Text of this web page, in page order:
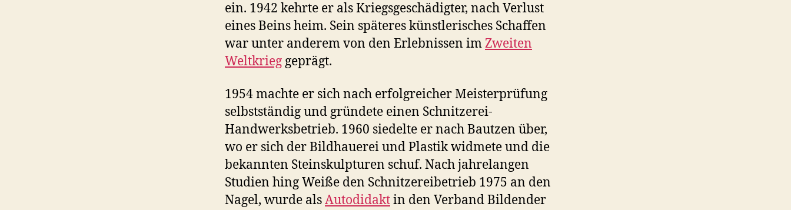
ein. 1942 kehrte er als Kriegsgeschädigter, nach Verlust
eines Beins heim. Sein späteres künstlerisches Schaffen
war unter anderem von den Erlebnissen imZweiten
Weltkrieg geprägt.
1954 machte er sich nach erfolgreicher Meisterprüfung
selbstständig und gründete einen Schnitzerei-
Handwerksbetrieb. 1960 siedelte er nach Bautzen über,
wo er sich der Bildhauerei und Plastik widmete und die
bekannten Steinskulpturen schuf. Nach jahrelangen
Studien hing Weiße den Schnitzereibetrieb 1975 an den
Nagel, wurde alsAutodidaktin den Verband Bildender